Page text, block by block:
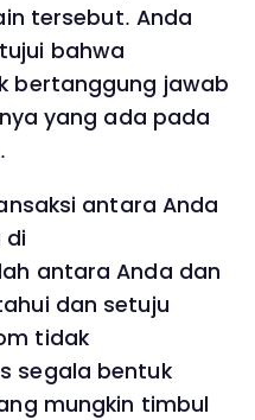
tersebut. Anda
bahwa
bertanggung jawab
yang ada pada
antara Anda
di
antara Anda dan
dan setuju
tidak
segala bentuk
mungkin timbul